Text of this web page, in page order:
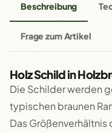
Beschreibung
Frage zum Artikel
Holz Schild in
Die Schilder werden
typischen braunen
Das